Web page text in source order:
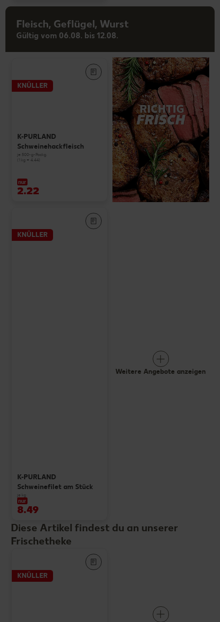
Fleisch, Geflügel, Wurst
Gültig vom 06.08. bis 12.08.
KNÜLLER
K-PURLAND
Schweinehackfleisch
je 500-g-Packg.
(1 kg = 4.44)
nur
2.22
KNÜLLER
K-PURLAND
Schweinefilet am Stück
je kg
nur
8.49
Weitere Angebote anzeigen
Diese Artikel findest du an unserer
Frischetheke
KNÜLLER